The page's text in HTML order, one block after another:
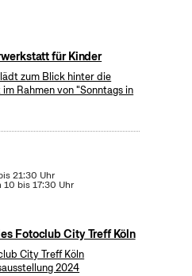
für Kinder
zum Blick hinter die
Rahmen von "Sonntags in
21:30 Uhr
10 bis 17:30 Uhr
Fotoclub City Treff Köln
City Treff Köln
2024